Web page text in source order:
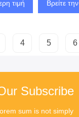
τιμή
στη μηχανή
Βρείτε
4 5 6
Subscribe
sum is not simply